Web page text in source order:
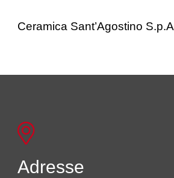
Ceramica Sant’Agostino S.p.A
Adresse